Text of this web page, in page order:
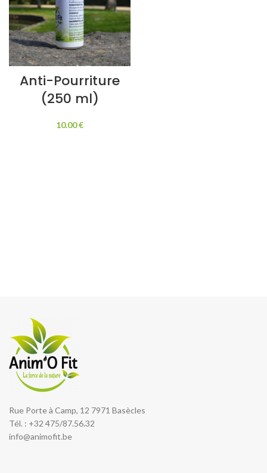
Anti-Pourriture
(250 ml)
10.00€
Rue Porte à Camp, 12 7971 Basècles
Tél. : +32 475/87.56.32
info@animofit.be